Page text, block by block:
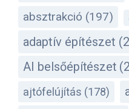
absztrakció (197)
adaptív építészet
AI belsőépítészet
ajtófelújítás (178)